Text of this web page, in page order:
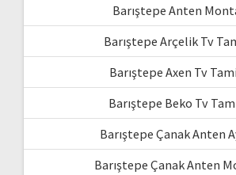
Barıştepe Anten
Barıştepe Arçelik Tv
Barıştepe Axen Tv
Barıştepe Beko Tv
Barıştepe Çanak Anten
Barıştepe Çanak Anten